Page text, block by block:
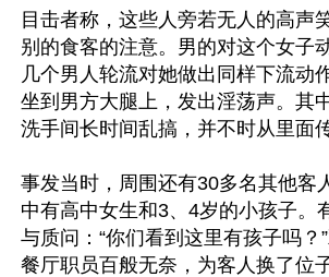
目击者称，这些人旁若无人的高声
别的食客的注意。男的对这个女子
几个男人轮流对她做出同样下流动
坐到男方大腿上，发出淫荡声。其
洗手间长时间乱搞，并不时从里面
事发当时，周围还有30多名其他客
中有高中女生和3、4岁的小孩子。
与质问：“你们看到这里有孩子吗？
餐厅职员百般无奈，为客人换了位子